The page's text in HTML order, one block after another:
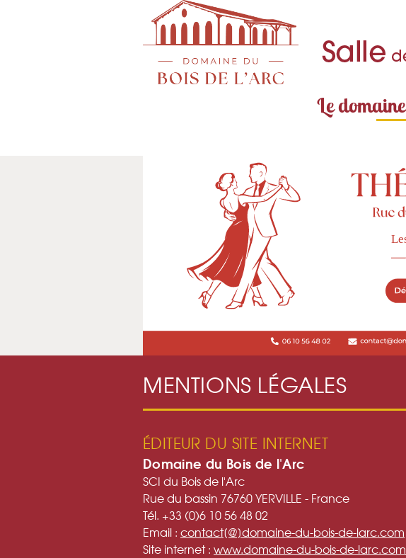
Le domaine
MENTIONS LÉGALES
ÉDITEUR DU SITE INTERNET
Domaine du Bois de l'Arc
SCI du Bois de l'Arc
Rue du bassin 76760 YERVILLE - France
Tél. +33 (0)6 10 56 48 02
Email : contact[@]domaine-du-bois-de-larc.com
Site internet : www.domaine-du-bois-de-larc.com